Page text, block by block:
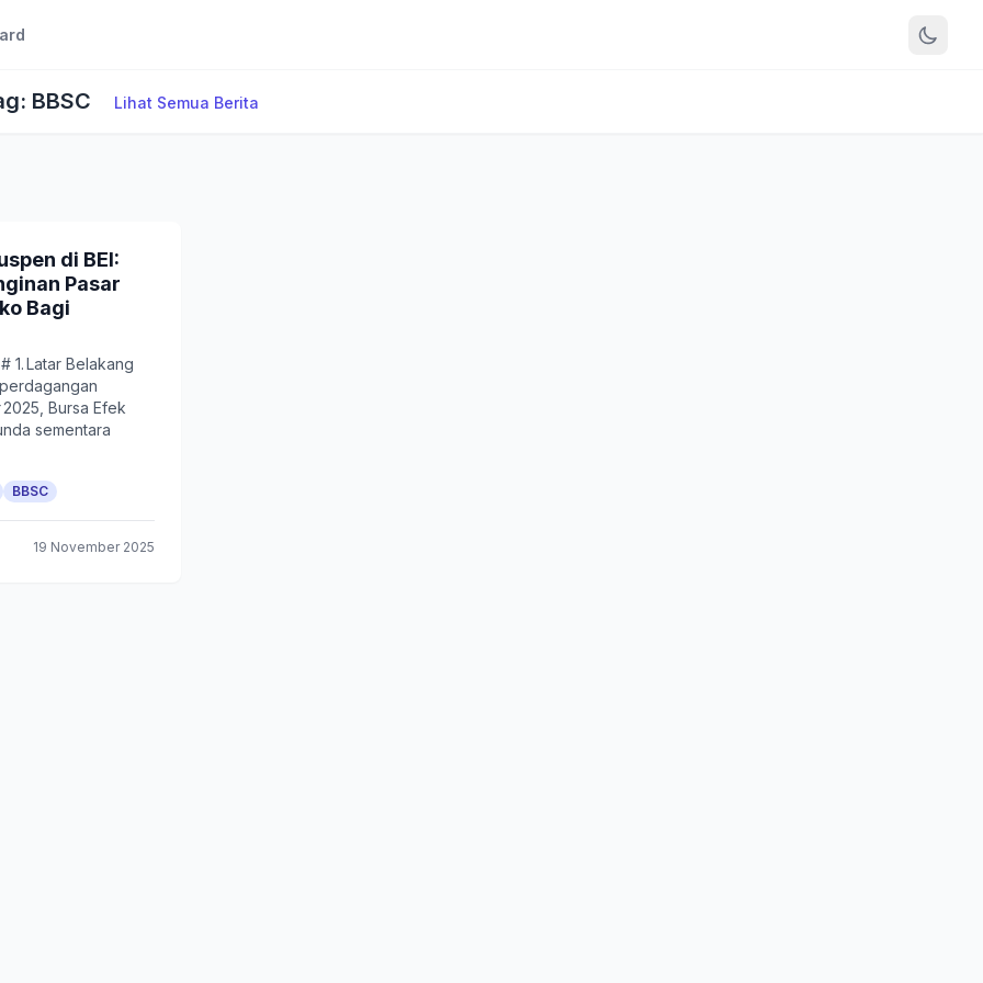
BBSC Lihat Semua Berita
di BEI:
Pasar
Bagi
1. Latar Belakang
Bursa Efek
sementara
BBSC
19 November 2025